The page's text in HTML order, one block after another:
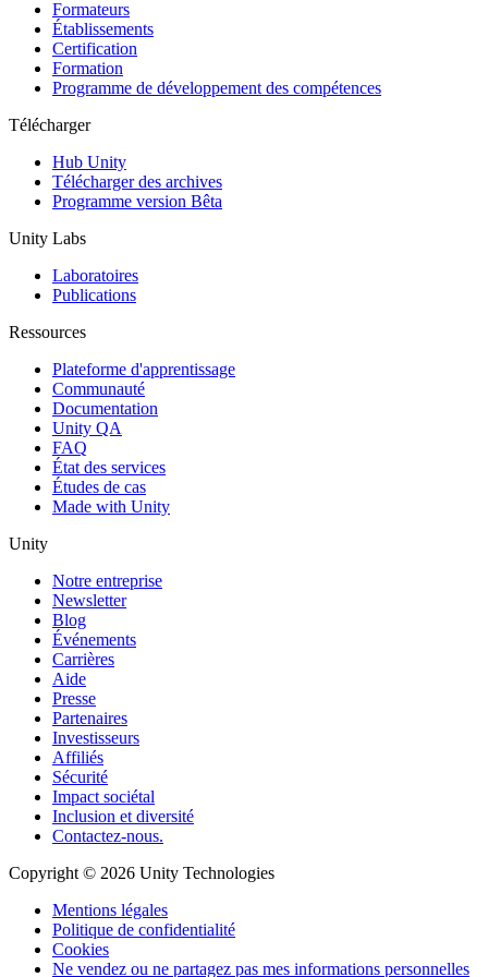
Jeux XR
Lancez des jeux XR sur plusieurs plateformes
Jeux multijoueur
Simplifiez le développement de jeux multijoueurs
Formateurs
Établissements
Certification
Formation
Programme de développement des compétences
Télécharger
Hub Unity
Télécharger des archives
Programme version Bêta
Unity Labs
Laboratoires
Publications
Ressources
Plateforme d'apprentissage
Communauté
Documentation
Unity QA
FAQ
État des services
Études de cas
Made with Unity
Unity
Notre entreprise
Newsletter
Blog
Événements
Carrières
Aide
Presse
Partenaires
Investisseurs
Affiliés
Sécurité
Impact sociétal
Inclusion et diversité
Contactez-nous.
Copyright © 2026 Unity Technologies
Mentions légales
Politique de confidentialité
Cookies
Ne vendez ou ne partagez pas mes informations personnelles